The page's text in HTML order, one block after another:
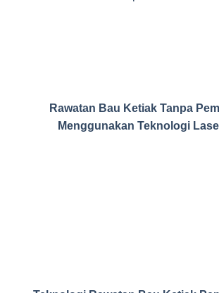
Rawatan Bau Ketiak Tanpa
Menggunakan Teknologi